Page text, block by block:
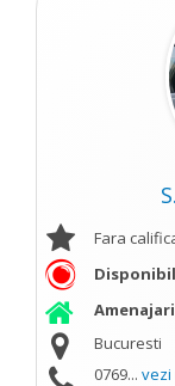
Fara
Disponibil
Bucuresti
0769... vezi